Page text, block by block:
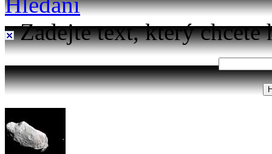
Zadejte text, který chcete